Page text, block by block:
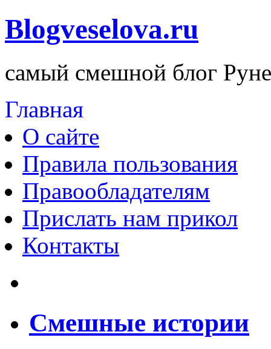
Blogveselova.ru
самый смешной блог
Главная
О сайте
Правила пользования
Правообладателям
Прислать нам прикол
Контакты
Смешные истории